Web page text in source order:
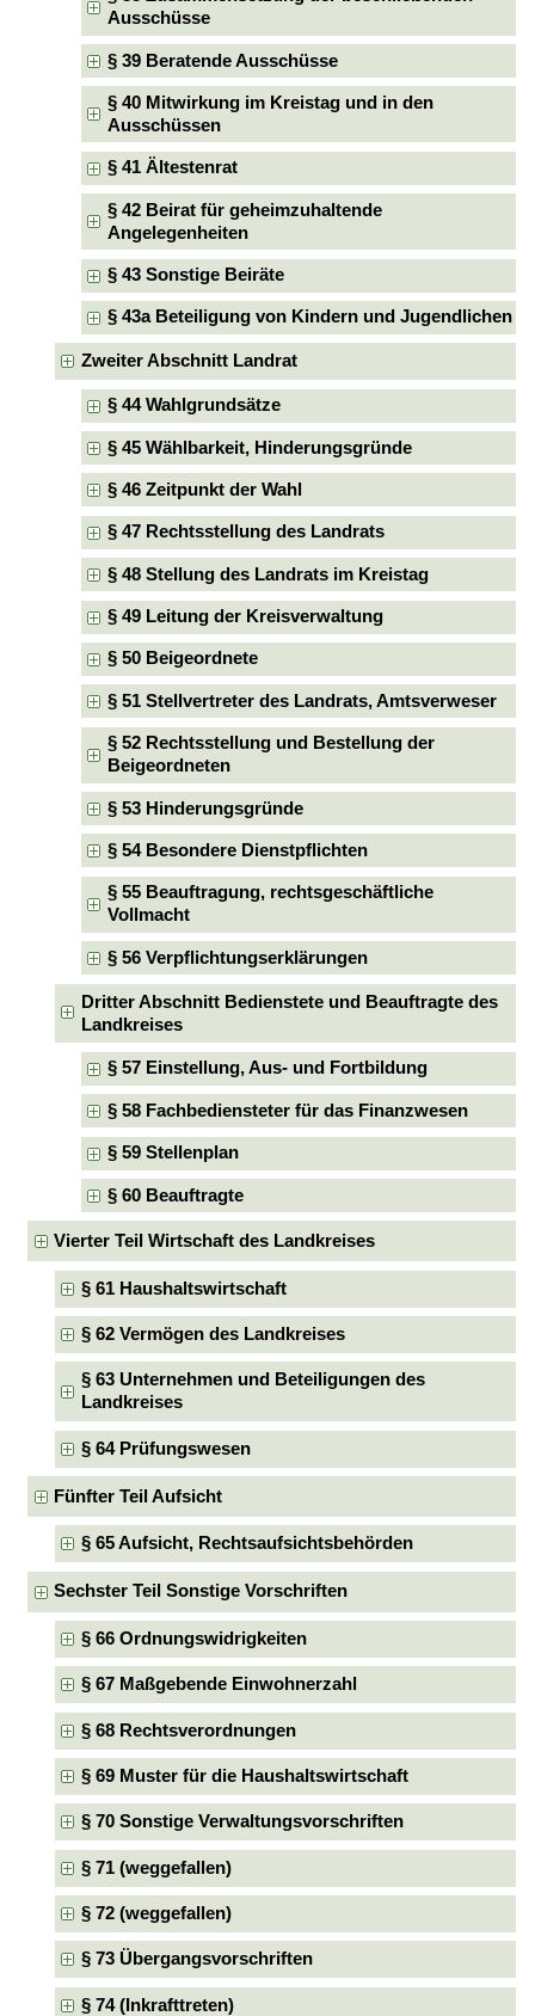
Ausschüsse
§ 39 Beratende Ausschüsse
§ 40 Mitwirkung im Kreistag und in den
Ausschüssen
§ 41 Ältestenrat
§ 42 Beirat für geheimzuhaltende
Angelegenheiten
§ 43 Sonstige Beiräte
§ 43a Beteiligung von Kindern und Jugendlichen
Zweiter Abschnitt Landrat
§ 44 Wahlgrundsätze
§ 45 Wählbarkeit, Hinderungsgründe
§ 46 Zeitpunkt der Wahl
§ 47 Rechtsstellung des Landrats
§ 48 Stellung des Landrats im Kreistag
§ 49 Leitung der Kreisverwaltung
§ 50 Beigeordnete
§ 51 Stellvertreter des Landrats, Amtsverweser
§ 52 Rechtsstellung und Bestellung der
Beigeordneten
§ 53 Hinderungsgründe
§ 54 Besondere Dienstpflichten
§ 55 Beauftragung, rechtsgeschäftliche
Vollmacht
§ 56 Verpflichtungserklärungen
Dritter Abschnitt Bedienstete und Beauftragte des
Landkreises
§ 57 Einstellung, Aus- und Fortbildung
§ 58 Fachbediensteter für das Finanzwesen
§ 59 Stellenplan
§ 60 Beauftragte
Vierter Teil Wirtschaft des Landkreises
§ 61 Haushaltswirtschaft
§ 62 Vermögen des Landkreises
§ 63 Unternehmen und Beteiligungen des
Landkreises
§ 64 Prüfungswesen
Fünfter Teil Aufsicht
§ 65 Aufsicht, Rechtsaufsichtsbehörden
Sechster Teil Sonstige Vorschriften
§ 66 Ordnungswidrigkeiten
§ 67 Maßgebende Einwohnerzahl
§ 68 Rechtsverordnungen
§ 69 Muster für die Haushaltswirtschaft
§ 70 Sonstige Verwaltungsvorschriften
§ 71 (weggefallen)
§ 72 (weggefallen)
§ 73 Übergangsvorschriften
§ 74 (Inkrafttreten)